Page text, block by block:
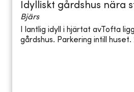
Idylliskt gårdshus nära
Bjärs
I lantlig idyll i hjärtat avTofta
gårdshus. Parkering intill huset.